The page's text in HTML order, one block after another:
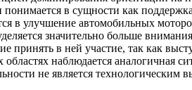
в сущности как
в улучшение автомобильных
значительно больше
в ней участие, так как
наблюдается аналогичная
не является